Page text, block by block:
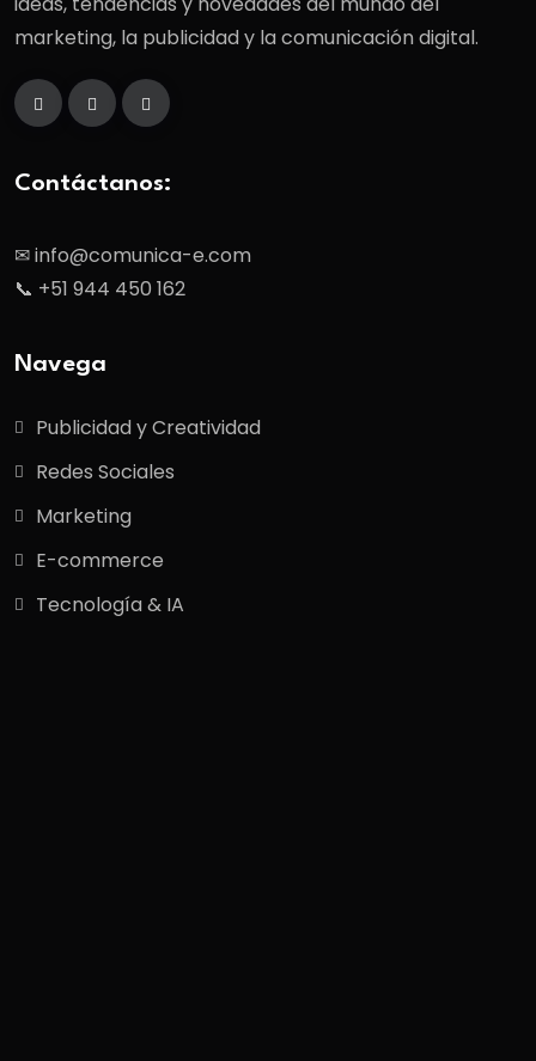
marketing, la publicidad y la comunicación digital.
Contáctanos:
✉ info@comunica-e.com
📞 +51 944 450 162
Navega
Publicidad y Creatividad
Redes Sociales
Marketing
E-commerce
Tecnología & IA